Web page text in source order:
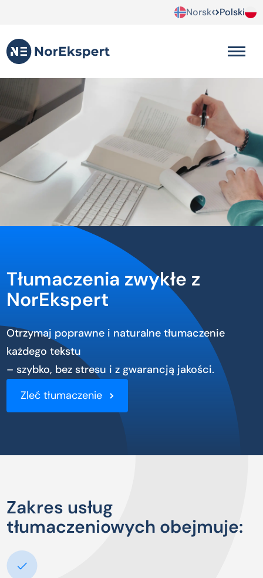
Norsk Polski
Tłumaczenia zwykłe z
NorEkspert
Otrzymaj poprawne i naturalne tłumaczenie
każdego tekstu
– szybko, bez stresu i z gwarancją jakości.
Zleć tłumaczenie
Zakres usług
tłumaczeniowych obejmuje: